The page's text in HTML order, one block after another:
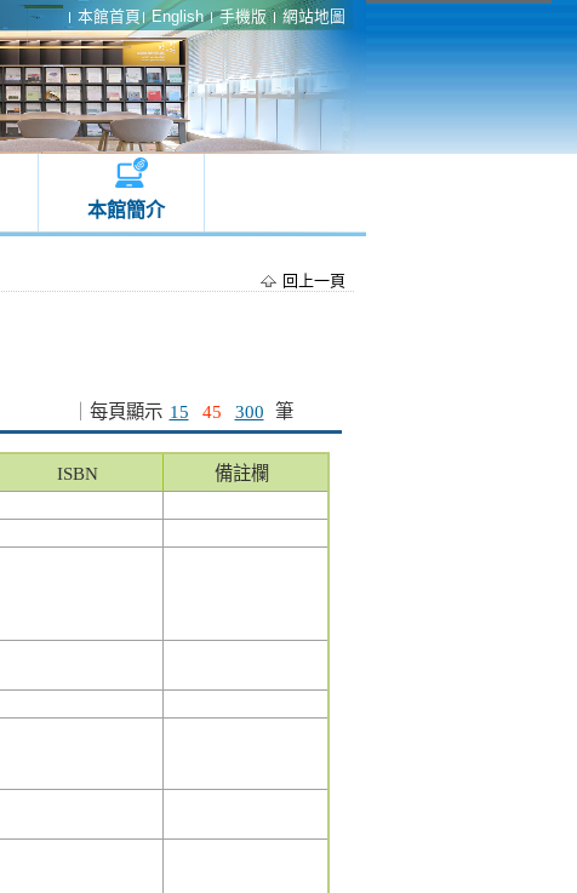
本館首頁 English 手機版 網站地圖
本館簡介
回上一頁
每頁顯示 15 45 300 筆
ISBN
備註欄